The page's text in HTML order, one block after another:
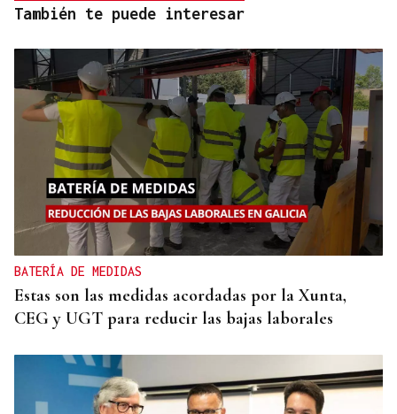
También te puede interesar
BATERÍA DE MEDIDAS
Estas son las medidas acordadas por la Xunta,
CEG y UGT para reducir las bajas laborales